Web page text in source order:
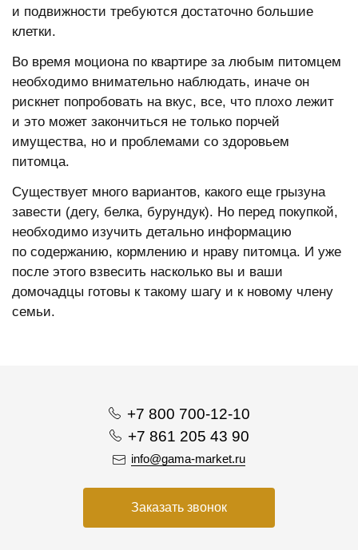
и подвижности требуются достаточно большие
клетки.
Во время моциона по квартире за любым питомцем
необходимо внимательно наблюдать, иначе он
рискнет попробовать на вкус, все, что плохо лежит
и это может закончиться не только порчей
имущества, но и проблемами со здоровьем
питомца.
Существует много вариантов, какого еще грызуна
завести (дегу, белка, бурундук). Но перед покупкой,
необходимо изучить детально информацию
по содержанию, кормлению и нраву питомца. И уже
после этого взвесить насколько вы и ваши
домочадцы готовы к такому шагу и к новому члену
семьи.
+7 800 700-12-10
+7 861 205 43 90
info@gama-market.ru
Заказать звонок